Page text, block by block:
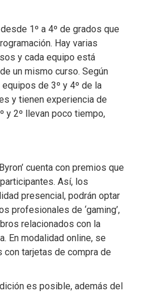
1º a 4º de grados que
Hay varias
y cada equipo está
un mismo curso. Según
de 3º y 4º de la
y tienen experiencia de
y 2º llevan poco tiempo,
cuenta con premios que
Así, los
presencial, podrán optar
profesionales de ‘gaming’,
relacionados con la
En modalidad online, se
con tarjetas de compra de
es posible, además del